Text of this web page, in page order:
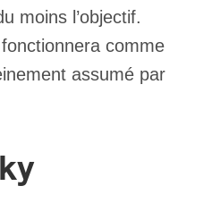
moins l’objectif.
comme
assumé par